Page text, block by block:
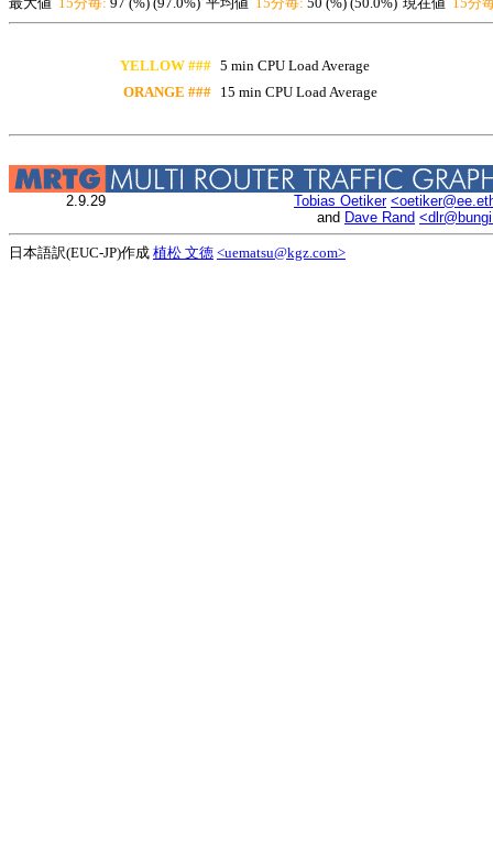
YELLOW ### 5 min CPU Load Average
ORANGE ### 15 min CPU Load Average
2.9.29 Tobias Oetiker
and Dave Rand
日本語訳(EUC-JP)作成 植松 文徳 <uematsu@kgz.com>